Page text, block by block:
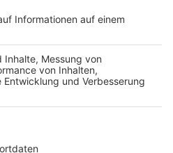
den YouTube
zu laden!
einen Service eines
um Videoinhalte
Service kann
lesen Sie die
stimmen Sie der
zu, um dieses